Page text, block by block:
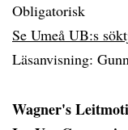
Obligatorisk
Se Umeå UB:s
Läsanvisning:
Wagner's